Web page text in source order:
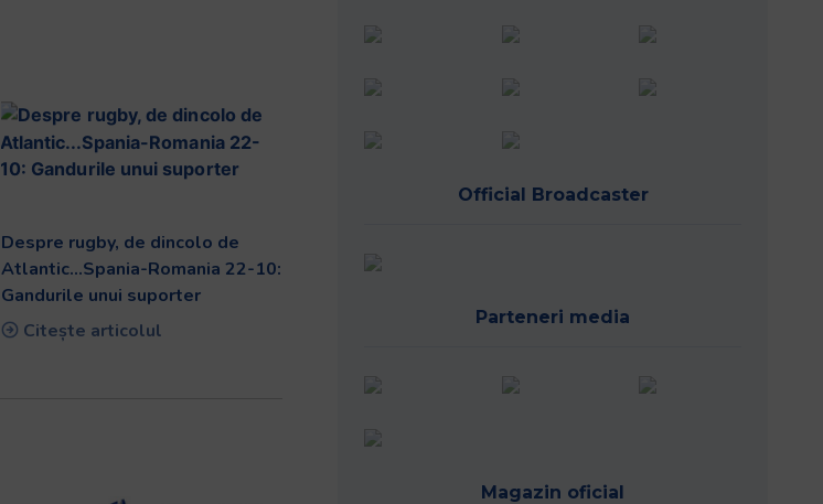
Despre rugby, de dincolo de
Atlantic…Spania-Romania 22-10:
Gandurile unui suporter
Citește articolul
Official Broadcaster
Parteneri media
Magazin oficial